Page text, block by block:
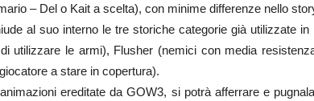
– Del o Kait a scelta), con minime differenze nello
al suo interno le tre storiche categorie già utilizzate
utilizzare le armi), Flusher (nemici con media
a stare in copertura).
ereditate da GOW3, si potrà afferrare e